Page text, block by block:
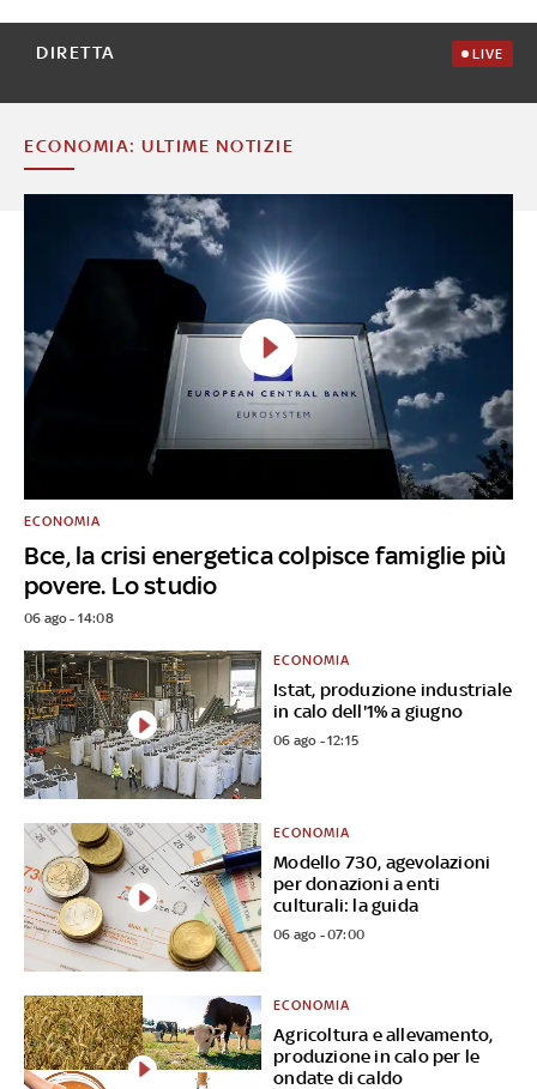
DIRETTA LIVE
ECONOMIA: ULTIME NOTIZIE
Bce, la crisi energetica colpisce famiglie più
povere. Lo studio
ECONOMIA
06 ago - 14:08
Istat, produzione industriale
in calo dell'1% a giugno
ECONOMIA
06 ago - 12:15
Modello 730, agevolazioni
per donazioni a enti
culturali: la guida
ECONOMIA
06 ago - 07:00
Agricoltura e allevamento,
produzione in calo per le
ondate di caldo
ECONOMIA